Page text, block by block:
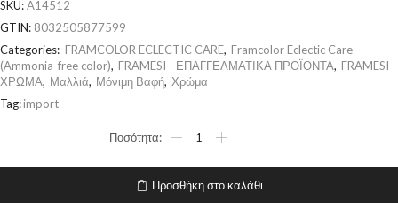
SKU:A14512
GTIN: 8032505877599
Categories: FRAMCOLOR ECLECTIC CARE, Framcolor Eclectic Care
(Ammonia-free color), FRAMESI - ΕΠΑΓΓΕΛΜΑΤΙΚΑ ΠΡΟΪΟΝΤΑ, FRAMESI -
ΧΡΩΜΑ, Μαλλιά, Μόνιμη Βαφή, Χρώμα
Tag:import
Προσθήκη στο καλάθι